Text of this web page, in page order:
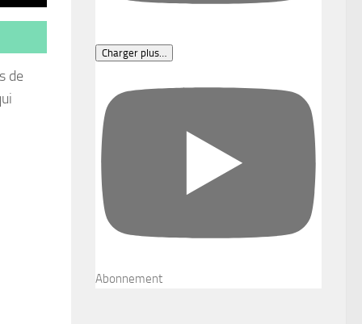
de
Charger plus…
Abonnement